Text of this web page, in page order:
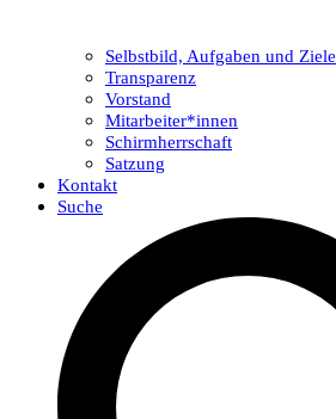
Selbstbild, Aufgaben und Ziele
Transparenz
Vorstand
Mitarbeiter*innen
Schirmherrschaft
Satzung
Kontakt
Suche